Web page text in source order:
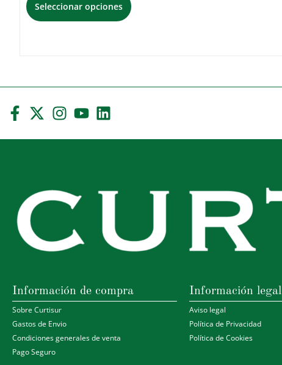
Seleccionar opciones
Información de compra
Sobre Curtisur
Gastos de Envio
Condiciones generales de venta
Pago Seguro
Información legal
Aviso legal
Política de Privacidad
Política de Cookies